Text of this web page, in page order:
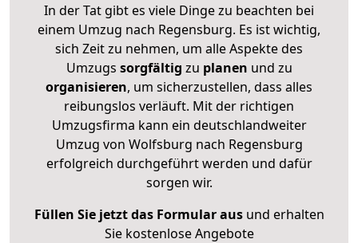
In der Tat gibt es viele Dinge zu beachten bei
einem Umzug nach Regensburg. Es ist wichtig,
sich Zeit zu nehmen, um alle Aspekte des
Umzugs sorgfältig zu planen und zu
organisieren, um sicherzustellen, dass alles
reibungslos verläuft. Mit der richtigen
Umzugsfirma kann ein deutschlandweiter
Umzug von Wolfsburg nach Regensburg
erfolgreich durchgeführt werden und dafür
sorgen wir.
Füllen Sie jetzt das Formular ausund erhalten
Sie kostenlose Angebote